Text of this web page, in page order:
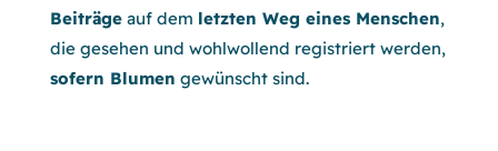
Beiträgeauf dem letzten Weg eines Menschen,
die gesehen und wohlwollend registriert werden,
sofern Blumen gewünscht sind.